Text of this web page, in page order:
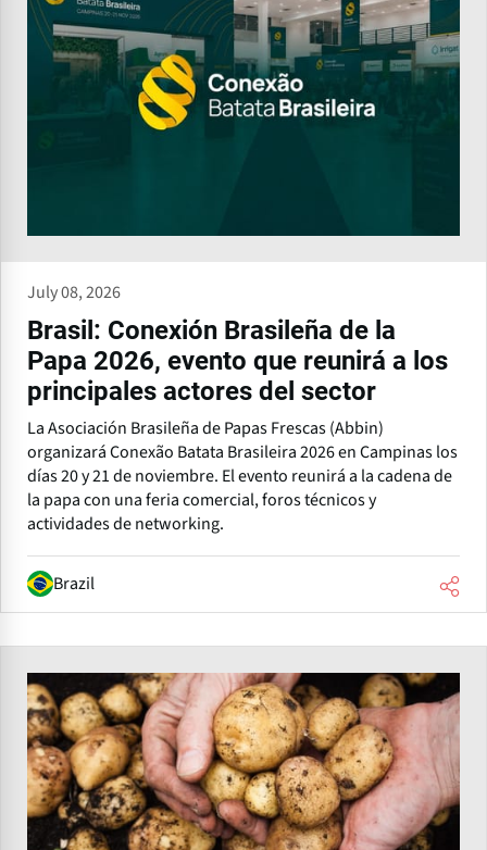
July 08, 2026
Brasil: Conexión Brasileña de la
Papa 2026, evento que reunirá a los
principales actores del sector
La Asociación Brasileña de Papas Frescas (Abbin)
organizará Conexão Batata Brasileira 2026 en Campinas los
días 20 y 21 de noviembre. El evento reunirá a la cadena de
la papa con una feria comercial, foros técnicos y
actividades de networking.
Brazil